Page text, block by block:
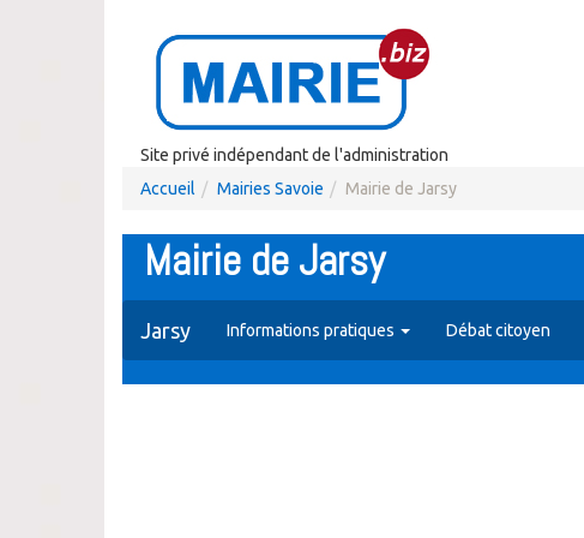
Site privé indépendant de l'administration
Accueil
Mairies Savoie Mairie de Jarsy
Mairie de Jarsy
Jarsy Informations pratiques Débat citoyen